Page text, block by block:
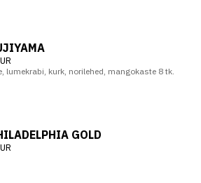
lumekrabi, kurk, norilehed, mangokaste 8 tk.
GOLD